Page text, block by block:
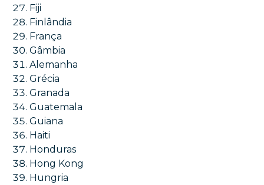
Fiji
Finlândia
França
Gâmbia
Alemanha
Grécia
Granada
Guatemala
Guiana
Haiti
Honduras
Hong Kong
Hungria